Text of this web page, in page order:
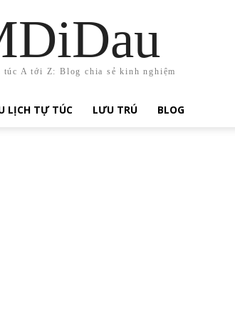
túc A tới Z: Blog chia sẻ kinh nghiệm
LỊCH TỰ TÚC LƯU TRÚ BLOG